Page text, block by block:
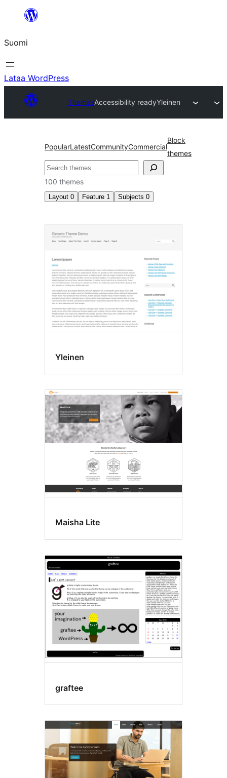
Suomi
Lataa WordPress
ThemesAccessibility readyYleinen
PopularLatestCommunityCommercial
Block
themes
Etsi
100 themes
Layout 0 Feature 1 Subjects 0
Accessibility
ready
Yleinen
Maisha Lite
graftee